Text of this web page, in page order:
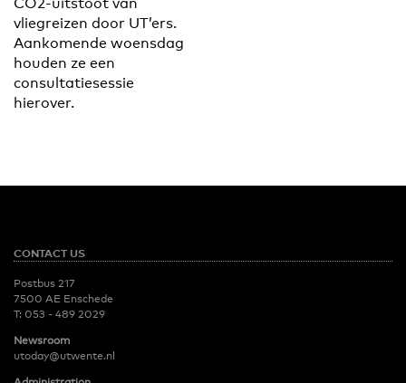
CO2-uitstoot van
vliegreizen door UT’ers.
Aankomende woensdag
houden ze een
consultatiesessie
hierover.
CONTACT US
Postbus 217
7500 AE Enschede
T: 053 - 489 2029
Newsroom
utoday@utwente.nl